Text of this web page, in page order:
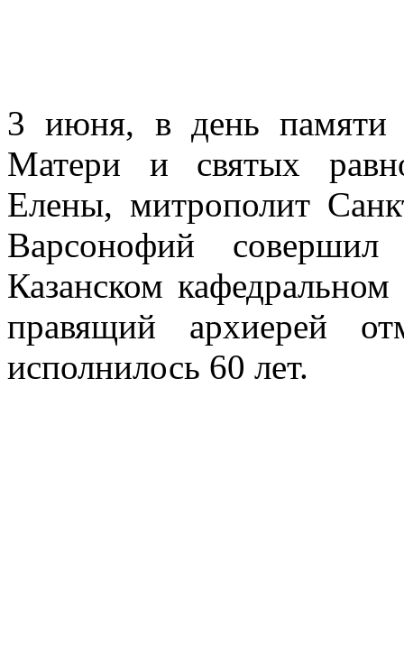
3 июня, в день памяти
Матери и святых
Елены, митрополит
Варсонофий
Казанском
правящий архиерей
исполнилось 60 лет.